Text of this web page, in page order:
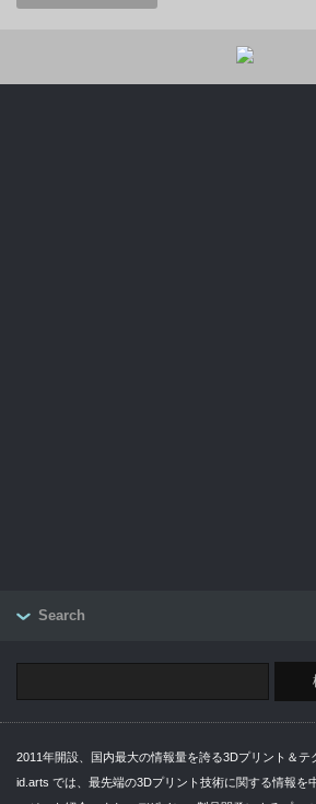
Search
2011年開設、国内最大の情報量を誇る3Dプリント＆テ
id.arts では、最先端の3Dプリント技術に関する情報を